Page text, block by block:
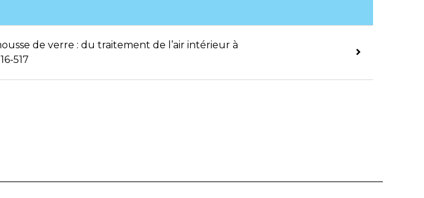
de verre : du traitement de l’air intérieur à
517